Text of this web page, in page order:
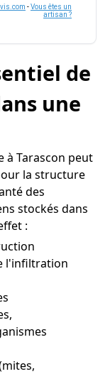
-Vous êtes un
artisan ?
de
une
à Tarascon peut
la structure
des
stockés dans
:
l'infiltration